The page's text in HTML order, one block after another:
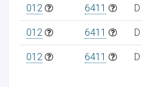
012 6411 D
012 6411 D
012 6411 D